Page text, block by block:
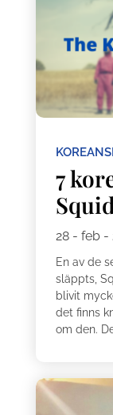
7
28 - feb -
En av de
släppts,
blivit
det finns
om den.